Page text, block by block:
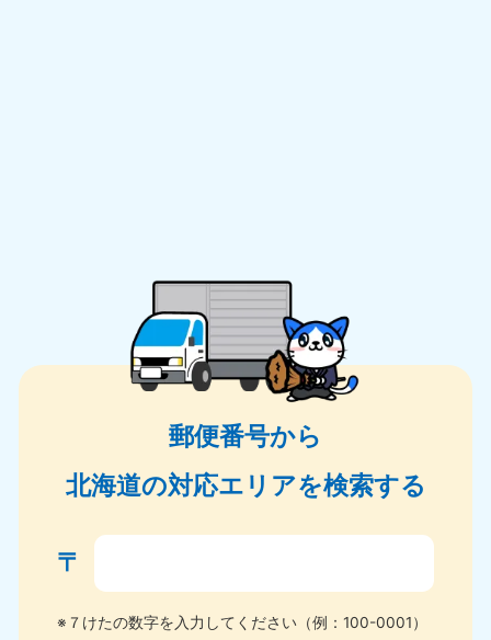
郵便番号から
北海道の対応エリアを検索する
〒
※７けたの数字を入力してください（例：100-0001）